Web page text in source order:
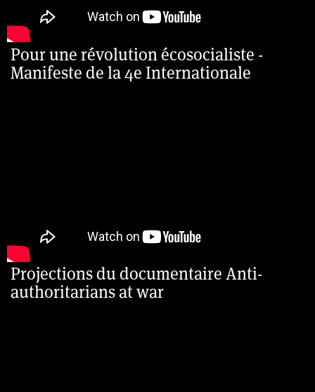
Pour une révolution écosocialiste -
Manifeste de la 4e Internationale
Projections du documentaire Anti-
authoritarians at war